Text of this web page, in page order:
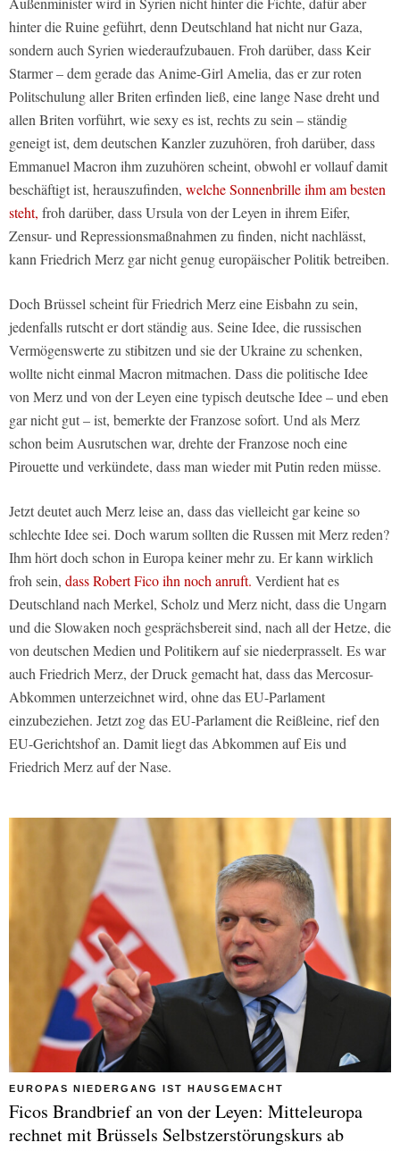
hinter die Ruine geführt, denn Deutschland hat nicht nur Gaza,
sondern auch Syrien wiederaufzubauen. Froh darüber, dass Keir
Starmer – dem gerade das Anime-Girl Amelia, das er zur roten
Politschulung aller Briten erfinden ließ, eine lange Nase dreht und
allen Briten vorführt, wie sexy es ist, rechts zu sein – ständig
geneigt ist, dem deutschen Kanzler zuzuhören, froh darüber, dass
Emmanuel Macron ihm zuzuhören scheint, obwohl er vollauf damit
beschäftigt ist, herauszufinden, welche Sonnenbrille ihm am besten
steht, froh darüber, dass Ursula von der Leyen in ihrem Eifer,
Zensur- und Repressionsmaßnahmen zu finden, nicht nachlässt,
kann Friedrich Merz gar nicht genug europäischer Politik betreiben.
Doch Brüssel scheint für Friedrich Merz eine Eisbahn zu sein,
jedenfalls rutscht er dort ständig aus. Seine Idee, die russischen
Vermögenswerte zu stibitzen und sie der Ukraine zu schenken,
wollte nicht einmal Macron mitmachen. Dass die politische Idee
von Merz und von der Leyen eine typisch deutsche Idee – und eben
gar nicht gut – ist, bemerkte der Franzose sofort. Und als Merz
schon beim Ausrutschen war, drehte der Franzose noch eine
Pirouette und verkündete, dass man wieder mit Putin reden müsse.
Jetzt deutet auch Merz leise an, dass das vielleicht gar keine so
schlechte Idee sei. Doch warum sollten die Russen mit Merz reden?
Ihm hört doch schon in Europa keiner mehr zu. Er kann wirklich
froh sein, dass Robert Fico ihn noch anruft. Verdient hat es
Deutschland nach Merkel, Scholz und Merz nicht, dass die Ungarn
und die Slowaken noch gesprächsbereit sind, nach all der Hetze, die
von deutschen Medien und Politikern auf sie niederprasselt. Es war
auch Friedrich Merz, der Druck gemacht hat, dass das Mercosur-
Abkommen unterzeichnet wird, ohne das EU-Parlament
einzubeziehen. Jetzt zog das EU-Parlament die Reißleine, rief den
EU-Gerichtshof an. Damit liegt das Abkommen auf Eis und
Friedrich Merz auf der Nase.
EUROPAS NIEDERGANG IST HAUSGEMACHT
Ficos Brandbrief an von der Leyen: Mitteleuropa
rechnet mit Brüssels Selbstzerstörungskurs ab